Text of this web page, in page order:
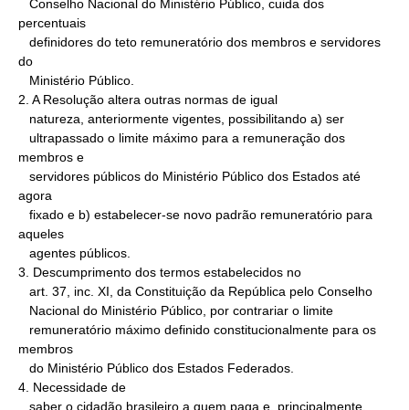
percentuais
do
2. A Resolução altera outras normas de igual
membros e
agora
aqueles
3. Descumprimento dos termos estabelecidos no
membros
4. Necessidade de